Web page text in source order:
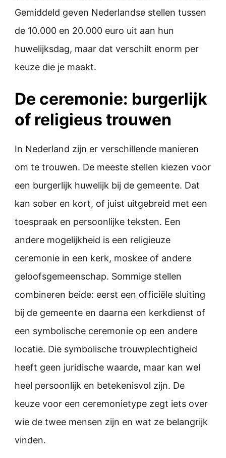
Gemiddeld geven Nederlandse stellen tussen
de 10.000 en 20.000 euro uit aan hun
huwelijksdag, maar dat verschilt enorm per
keuze die je maakt.
De ceremonie: burgerlijk
of religieus trouwen
In Nederland zijn er verschillende manieren
om te trouwen. De meeste stellen kiezen voor
een burgerlijk huwelijk bij de gemeente. Dat
kan sober en kort, of juist uitgebreid met een
toespraak en persoonlijke teksten. Een
andere mogelijkheid is een religieuze
ceremonie in een kerk, moskee of andere
geloofsgemeenschap. Sommige stellen
combineren beide: eerst een officiële sluiting
bij de gemeente en daarna een kerkdienst of
een symbolische ceremonie op een andere
locatie. Die symbolische trouwplechtigheid
heeft geen juridische waarde, maar kan wel
heel persoonlijk en betekenisvol zijn. De
keuze voor een ceremonietype zegt iets over
wie de twee mensen zijn en wat ze belangrijk
vinden.